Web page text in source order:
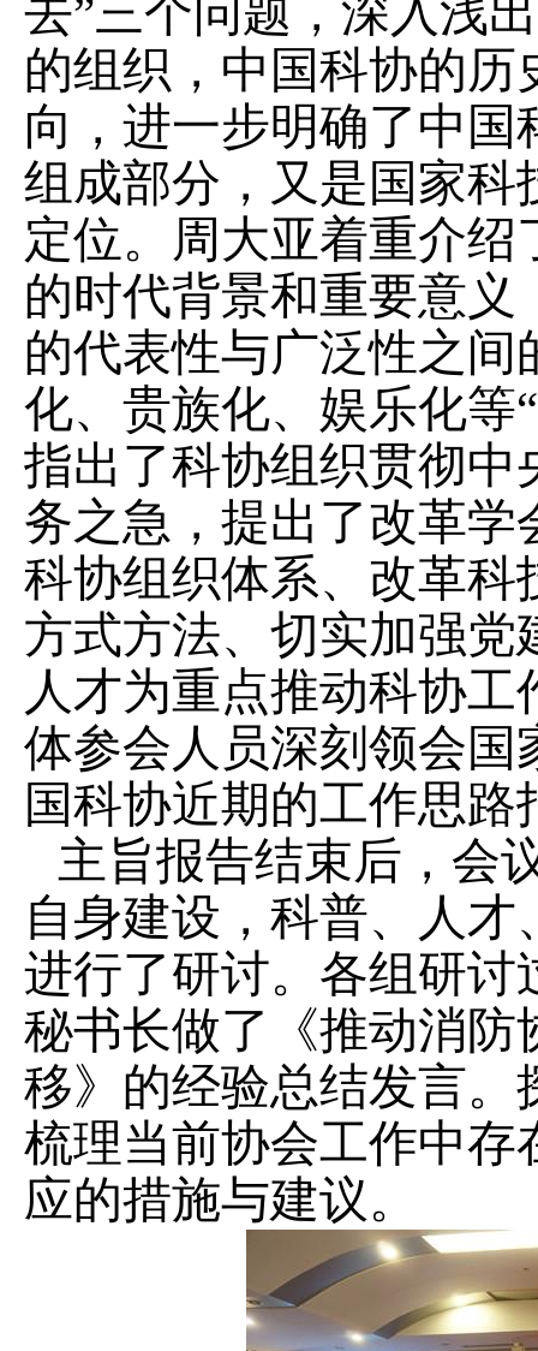
去”三个问题，深入浅
的组织，中国科协的
向，进一步明确了中
组成部分，又是国家
定位。周大亚着重介
的时代背景和重要意
的代表性与广泛性之
化、贵族化、娱乐化等
指出了科协组织贯彻
务之急，提出了改革
科协组织体系、改革
方式方法、切实加强
人才为重点推动科协
体参会人员深刻领会
国科协近期的工作思路
主旨报告结束后，会
自身建设，科普、人
进行了研讨。各组研讨
秘书长做了《推动消防
移》的经验总结发言。
梳理当前协会工作中存
应的措施与建议。